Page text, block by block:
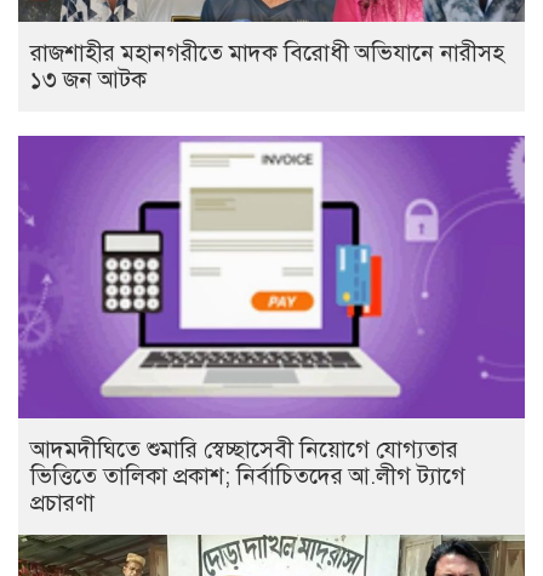
রাজশাহীর মহানগরীতে মাদক বিরোধী অভিযানে নারীসহ
১৩ জন আটক
আদমদীঘিতে শুমারি স্বেচ্ছাসেবী নিয়োগে যোগ্যতার
ভিত্তিতে তালিকা প্রকাশ; নির্বাচিতদের আ.লীগ ট্যাগে
প্রচারণা